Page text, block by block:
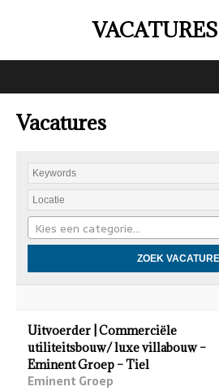
Vacatures
Kies een categorie…
Uitvoerder | Commerciële
utiliteitsbouw/ luxe villabouw –
Eminent Groep – Tiel
Eminent Groep